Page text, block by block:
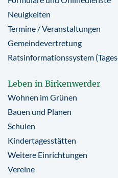
Neuigkeiten
Termine / Veranstaltungen
Gemeindevertretung
Ratsinformationssystem
Leben in Birkenwerder
Wohnen im Grünen
Bauen und Planen
Schulen
Kindertagesstätten
Weitere Einrichtungen
Vereine